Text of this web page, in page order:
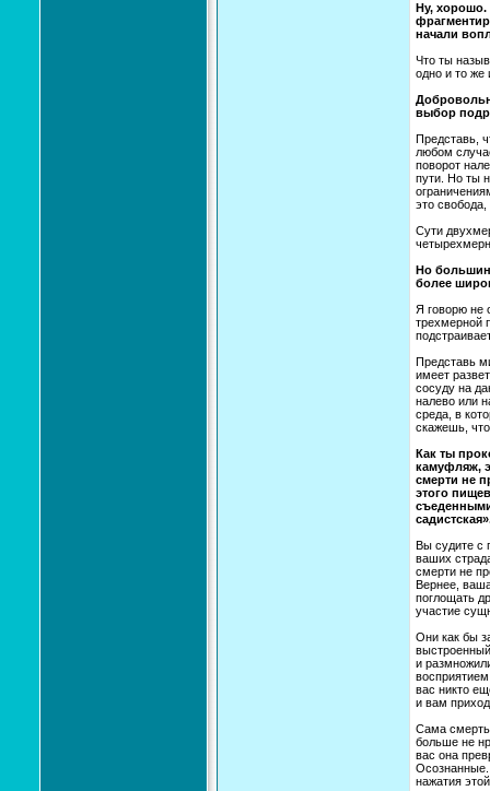
Ну, хорошо.
начали
Что ты
одно и то же
выбор
Представь,
любом
поворот
пути. Но ты
это
Сути
Но
более
Я говорю не
трехмерной
Представь
имеет
сосуду на
налево или
среда, в
скажешь,
Как ты
камуфляж,
смерти не
этого
Вы судите с
ваших
смерти не
Вернее,
поглощать
участие
Они как бы
и
вас никто
и вам
Сама смерть
больше не
вас она
Осознанные.
нажатия